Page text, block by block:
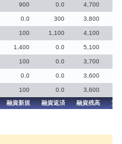
900 0.0 4,700
0.0 300 3,800
100 1,100 4,100
1,400 0.0 5,100
100 0.0 3,700
0.0 0.0 3,600
100 0.0
3,600
融資新規 融資返済 融資残高 貸